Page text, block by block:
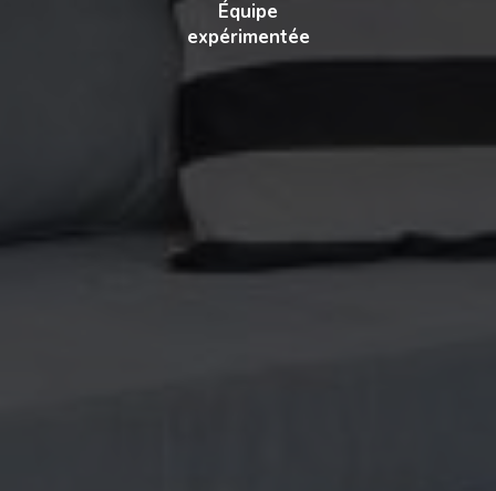
Équipe
expérimentée